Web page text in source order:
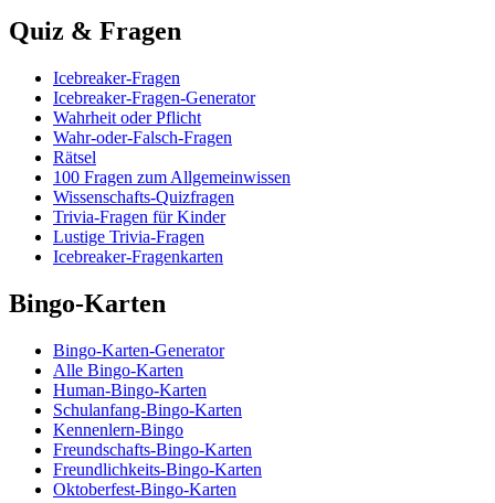
Quiz & Fragen
Icebreaker‑Fragen
Icebreaker-Fragen-Generator
Wahrheit oder Pflicht
Wahr-oder-Falsch-Fragen
Rätsel
100 Fragen zum Allgemeinwissen
Wissenschafts-Quizfragen
Trivia-Fragen für Kinder
Lustige Trivia-Fragen
Icebreaker-Fragenkarten
Bingo-Karten
Bingo-Karten-Generator
Alle Bingo-Karten
Human-Bingo-Karten
Schulanfang-Bingo-Karten
Kennenlern-Bingo
Freundschafts-Bingo-Karten
Freundlichkeits-Bingo-Karten
Oktoberfest-Bingo-Karten